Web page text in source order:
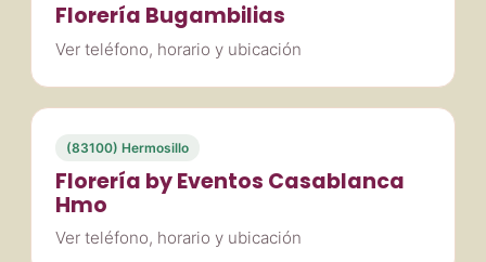
Florería Bugambilias
Ver teléfono, horario y ubicación
(83100) Hermosillo
Florería by Eventos Casablanca
Hmo
Ver teléfono, horario y ubicación